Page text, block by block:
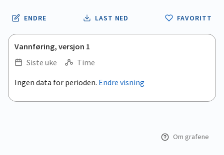
ENDRE LAST NED FAVORITT
Vannføring, versjon 1
Siste uke
Time
.
View as data table, .
Ingen data for perioden. Endre visning
Om grafene